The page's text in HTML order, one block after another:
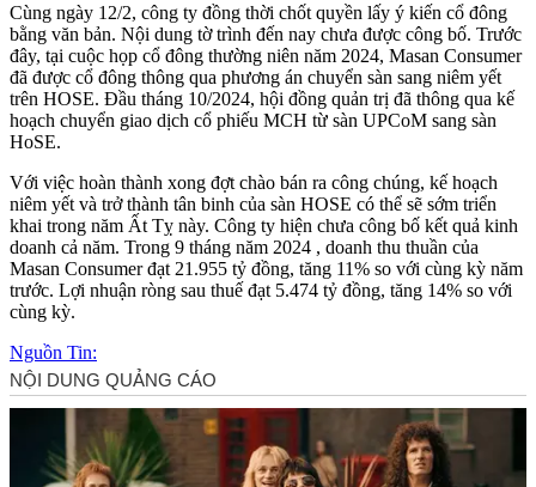
Cùng ngày 12/2, công ty đồng thời chốt quyền lấy ý kiến cổ đông
bằng văn bản. Nội dung tờ trình đến nay chưa được công bố. Trước
đây, tại cuộc họp cổ đông thường niên năm 2024, Masan Consumer
đã được cổ đông thông qua phương án chuyển sàn sang niêm yết
trên HOSE. Đầu tháng 10/2024, hội đồng quản trị đã thông qua kế
hoạch chuyển giao dịch cổ phiếu MCH từ sàn UPCoM sang sàn
HoSE.
Với việc hoàn thành xong đợt chào bán ra công chúng, kế hoạch
niêm yết và trở thành tân binh của sàn HOSE có thể sẽ sớm triển
khai trong năm Ất Tỵ này. Công ty hiện chưa công bố kết quả kinh
doanh cả năm. Trong 9 tháng năm 2024 , doanh thu thuần của
Masan Consumer đạt 21.955 tỷ đồng, tăng 11% so với cùng kỳ năm
trước. Lợi nhuận ròng sau thuế đạt 5.474 tỷ đồng, tăng 14% so với
cùng kỳ.
Nguồn Tin: